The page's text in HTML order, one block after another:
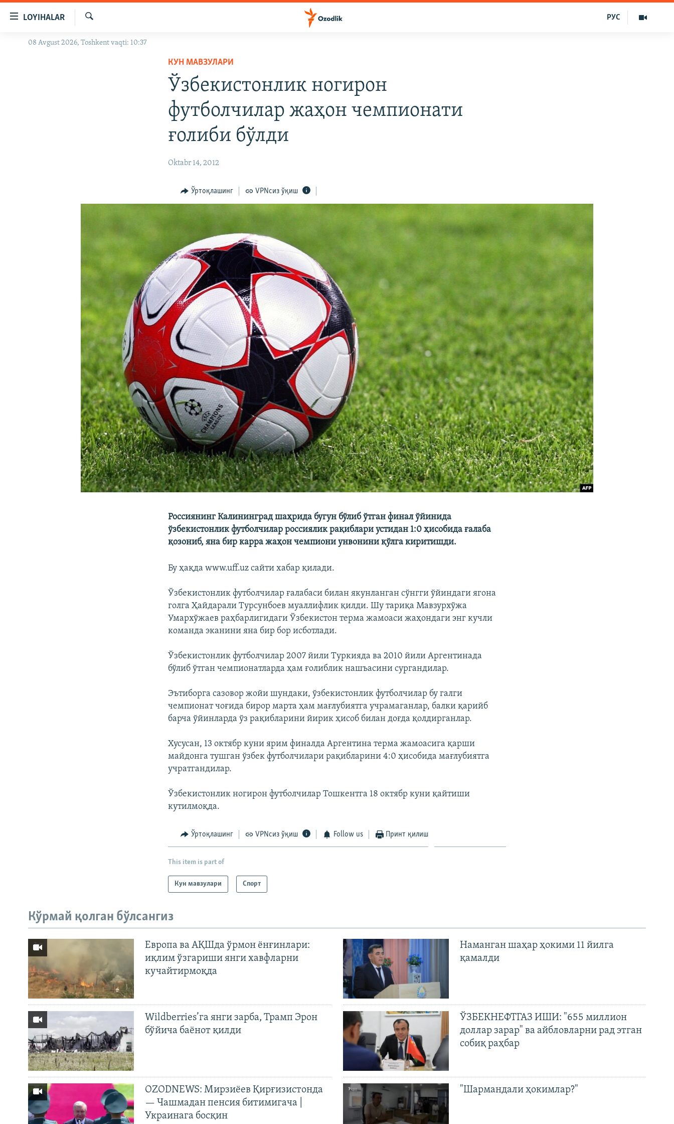
Бош
LOYIHALAR
OZODLIK SURISHTIRUVLARI
Излаш
РУС
08 Avgust 2026, Toshkent vaqti: 10:37
КУН МАВЗУЛАРИ
Ўзбекистонлик ногирон
футболчилар жаҳон чемпионати
ғолиби бўлди
Oktabr 14, 2012
Ўртоқлашинг VPNсиз ўқиш
Россиянинг Калининград шаҳрида бугун бўлиб ўтган финал ўйинида
ўзбекистонлик футболчилар россиялик рақиблари устидан 1:0 ҳисобида ғалаба
қозониб, яна бир карра жаҳон чемпиони унвонини қўлга киритишди.
Бу ҳақда www.uff.uz сайти хабар қилади.
Ўзбекистонлик футболчилар ғалабаси билан якунланган сўнгги ўйиндаги ягона
голга Ҳайдарали Турсунбоев муаллифлик қилди. Шу тариқа Мавзурхўжа
Умархўжаев раҳбарлигидаги Ўзбекистон терма жамоаси жаҳондаги энг кучли
команда эканини яна бир бор исботлади.
Ўзбекистонлик футболчилар 2007 йили Туркияда ва 2010 йили Аргентинада
бўлиб ўтган чемпионатларда ҳам ғолиблик нашъасини сургандилар.
Эътиборга сазовор жойи шундаки, ўзбекистонлик футболчилар бу галги
чемпионат чоғида бирор марта ҳам мағлубиятга учрамаганлар, балки қарийб
барча ўйинларда ўз рақибларини йирик ҳисоб билан доғда қолдирганлар.
Хусусан, 13 октябр куни ярим финалда Аргентина терма жамоасига қарши
майдонга тушган ўзбек футболчилари рақибларини 4:0 ҳисобида мағлубиятга
учратгандилар.
Ўзбекистонлик ногирон футболчилар Тошкентга 18 октябр куни қайтиши
кутилмоқда.
Ўртоқлашинг VPNсиз ўқиш Follow us Принт қилиш
This item is part of
Кун мавзулари Спорт
Кўрмай қолган бўлсангиз
Европа ва АҚШда ўрмон ёнғинлари:
иқлим ўзгариши янги хавфларни
кучайтирмоқда
Wildberries’га янги зарба, Трамп Эрон
бўйича баёнот қилди
OZODNEWS: Мирзиёев Қирғизистонда
— Чашмадан пенсия битимигача |
Украинага босқин
Наманган шаҳар ҳокими 11 йилга
қамалди
ЎЗБЕКНЕФТГАЗ ИШИ: "655 миллион
доллар зарар" ва айбловларни рад этган
собиқ раҳбар
"Шармандали ҳокимлар?"